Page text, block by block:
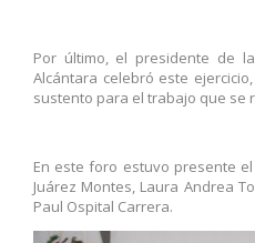
Por último, el presidente de
Alcántara celebró este
sustento para el trabajo que se
En este foro estuvo presente
Juárez Montes, Laura Andrea
Paul Ospital Carrera.